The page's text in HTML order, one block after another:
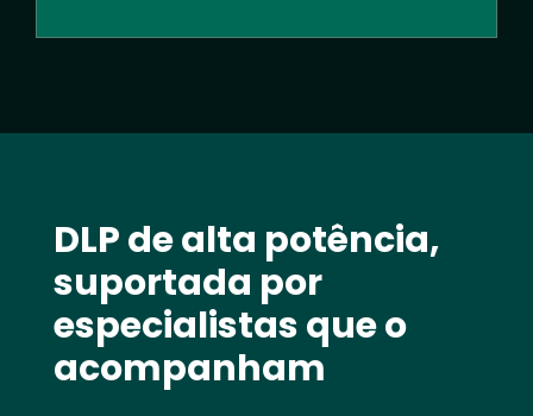
DLP de alta potência,
suportada por
especialistas que o
acompanham